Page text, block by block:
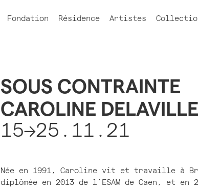
Fondation Résidence Artistes
SOUS CONTRAINTE
CAROLINE DELAVILLE
15→25.11.21
Née en 1991, Caroline vit et travaille à
diplômée en 2013 de l’ESAM de Caen, et en